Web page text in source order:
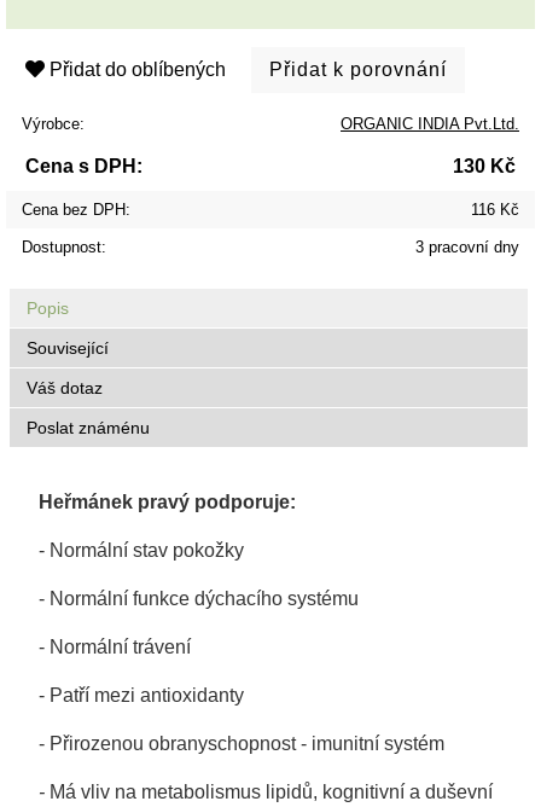
Přidat do oblíbených
Výrobce: ORGANIC INDIA Pvt.Ltd.
Cena s DPH: 130 Kč
Cena bez DPH: 116 Kč
Dostupnost: 3 pracovní dny
Popis
Související
Váš dotaz
Poslat známénu
Heřmánek pravý podporuje:
- Normální stav pokožky
- Normální funkce dýchacího systému
- Normální trávení
- Patří mezi antioxidanty
- Přirozenou obranyschopnost - imunitní systém
- Má vliv na metabolismus lipidů, kognitivní a duševní